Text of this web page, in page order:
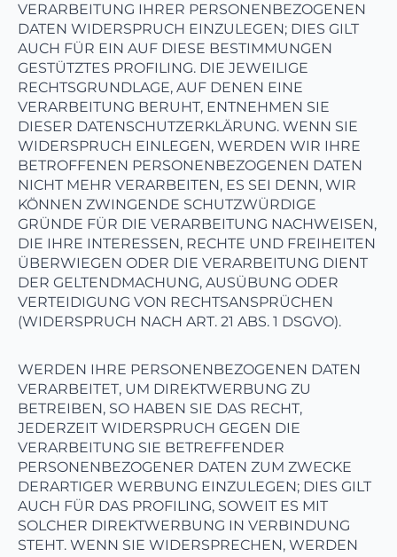
VERARBEITUNG IHRER PERSONENBEZOGENEN
DATEN WIDERSPRUCH EINZULEGEN; DIES GILT
AUCH FÜR EIN AUF DIESE BESTIMMUNGEN
GESTÜTZTES PROFILING. DIE JEWEILIGE
RECHTSGRUNDLAGE, AUF DENEN EINE
VERARBEITUNG BERUHT, ENTNEHMEN SIE
DIESER DATENSCHUTZERKLÄRUNG. WENN SIE
WIDERSPRUCH EINLEGEN, WERDEN WIR IHRE
BETROFFENEN PERSONENBEZOGENEN DATEN
NICHT MEHR VERARBEITEN, ES SEI DENN, WIR
KÖNNEN ZWINGENDE SCHUTZWÜRDIGE
GRÜNDE FÜR DIE VERARBEITUNG NACHWEISEN,
DIE IHRE INTERESSEN, RECHTE UND FREIHEITEN
ÜBERWIEGEN ODER DIE VERARBEITUNG DIENT
DER GELTENDMACHUNG, AUSÜBUNG ODER
VERTEIDIGUNG VON RECHTSANSPRÜCHEN
(WIDERSPRUCH NACH ART. 21 ABS. 1 DSGVO).
WERDEN IHRE PERSONENBEZOGENEN DATEN
VERARBEITET, UM DIREKTWERBUNG ZU
BETREIBEN, SO HABEN SIE DAS RECHT,
JEDERZEIT WIDERSPRUCH GEGEN DIE
VERARBEITUNG SIE BETREFFENDER
PERSONENBEZOGENER DATEN ZUM ZWECKE
DERARTIGER WERBUNG EINZULEGEN; DIES GILT
AUCH FÜR DAS PROFILING, SOWEIT ES MIT
SOLCHER DIREKTWERBUNG IN VERBINDUNG
STEHT. WENN SIE WIDERSPRECHEN, WERDEN